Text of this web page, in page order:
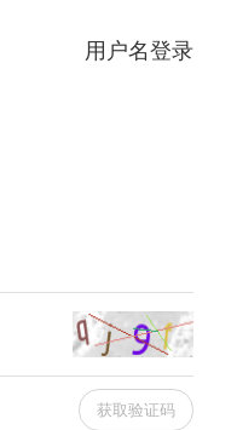
用户名登录
获取验证码